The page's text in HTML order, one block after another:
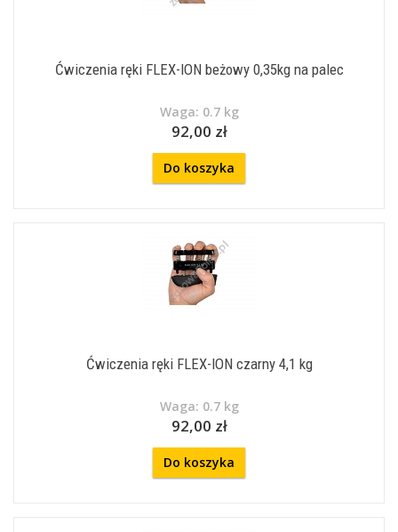
Ćwiczenia ręki FLEX-ION beżowy 0,35kg na palec
Waga: 0.7 kg
92,00 zł
Do koszyka
Ćwiczenia ręki FLEX-ION czarny 4,1 kg
Waga: 0.7 kg
92,00 zł
Do koszyka